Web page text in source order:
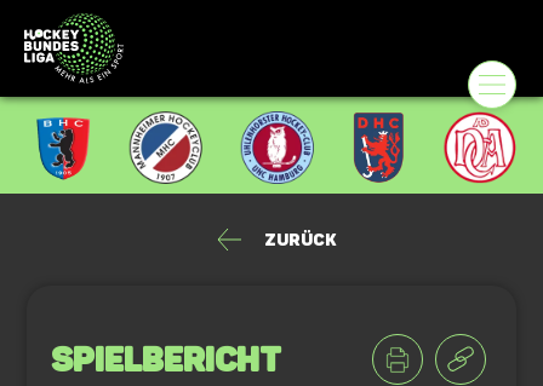
Zurück
Spielbericht